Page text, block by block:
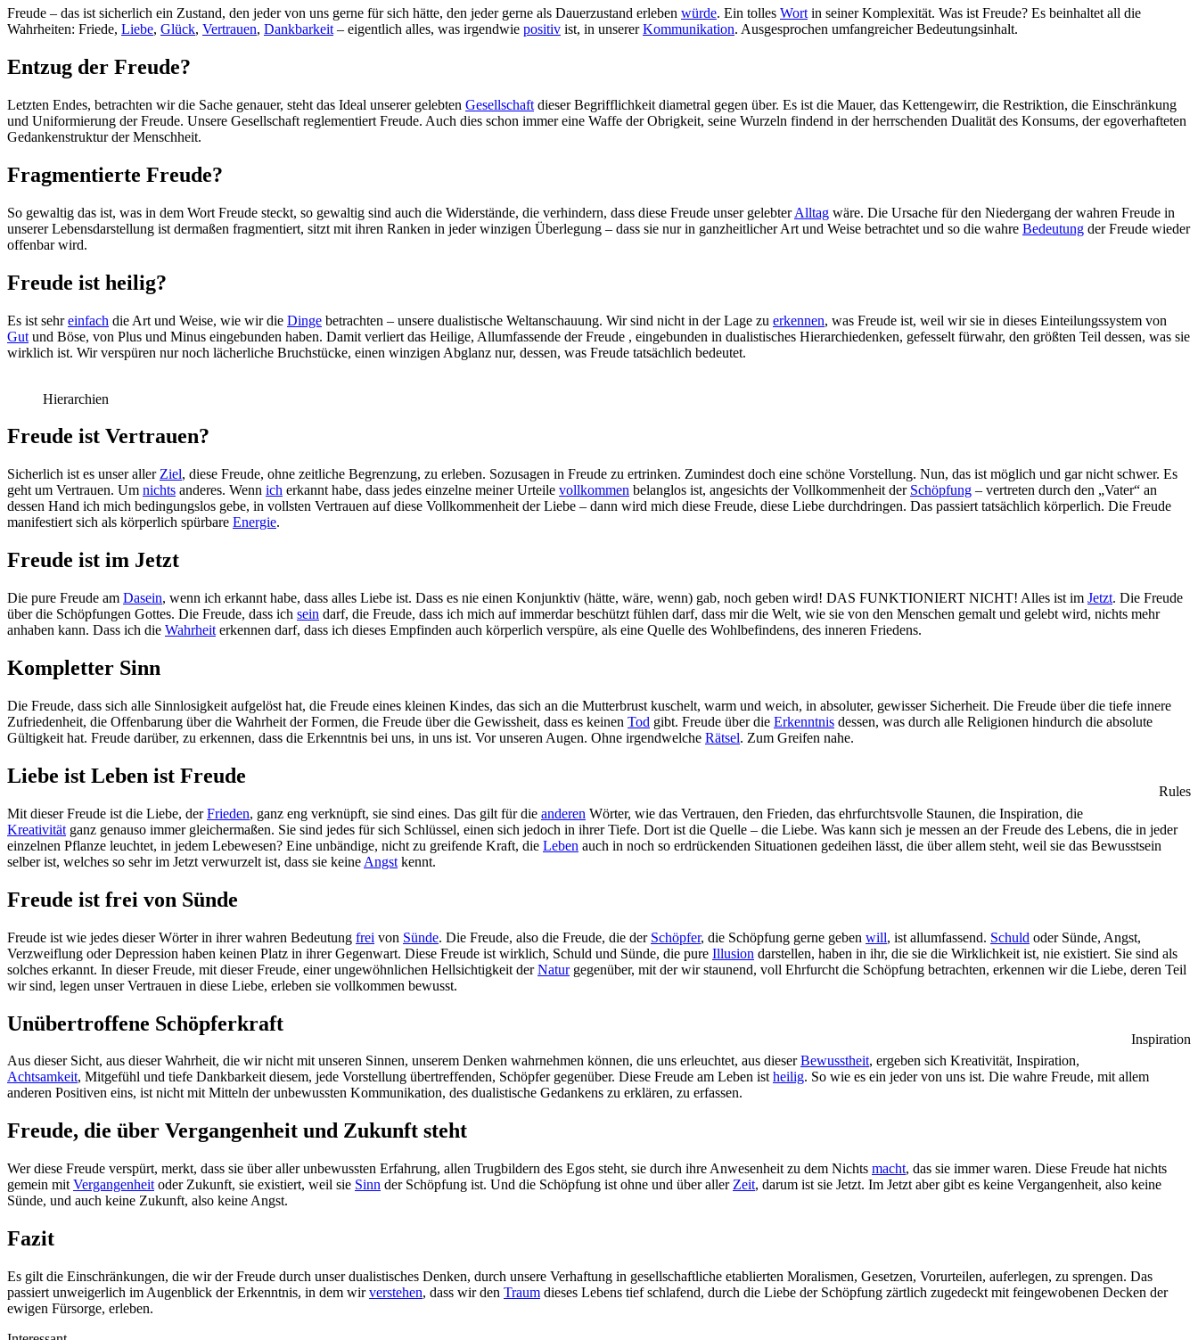
Freude – das ist sicherlich ein Zustand, den jeder von uns gerne für sich hätte, den jeder gerne als Dauerzustand erleben würde. Ein tolles Wort in seiner Komplexität. Was ist Freude? Es beinhaltet all die
Wahrheiten: Friede, Liebe, Glück, Vertrauen, Dankbarkeit – eigentlich alles, was irgendwie positiv ist, in unsererKommunikation. Ausgesprochen umfangreicher Bedeutungsinhalt.
Entzug der Freude?
Letzten Endes, betrachten wir die Sache genauer, steht das Ideal unserer gelebten Gesellschaft dieser Begrifflichkeit diametral gegen über. Es ist die Mauer, das Kettengewirr, die Restriktion, die Einschränkung
und Uniformierung der Freude. Unsere Gesellschaft reglementiert Freude. Auch dies schon immer eine Waffe der Obrigkeit, seine Wurzeln findend in der herrschenden Dualität des Konsums, der egoverhafteten
Gedankenstruktur der Menschheit.
Fragmentierte Freude?
So gewaltig das ist, was in dem Wort Freude steckt, so gewaltig sind auch die Widerstände, die verhindern, dass diese Freude unser gelebterAlltag wäre. Die Ursache für den Niedergang der wahren Freude in
unserer Lebensdarstellung ist dermaßen fragmentiert, sitzt mit ihren Ranken in jeder winzigen Überlegung – dass sie nur in ganzheitlicher Art und Weise betrachtet und so die wahre Bedeutung der Freude wieder
offenbar wird.
Freude ist heilig?
Es ist sehreinfach die Art und Weise, wie wir die Dinge betrachten – unsere dualistische Weltanschauung. Wir sind nicht in der Lage zu erkennen, was Freude ist, weil wir sie in dieses Einteilungssystem von
Gut und Böse, von Plus und Minus eingebunden haben. Damit verliert das Heilige, Allumfassende der Freude , eingebunden in dualistisches Hierarchiedenken, gefesselt fürwahr, den größten Teil dessen, was sie
wirklich ist. Wir verspüren nur noch lächerliche Bruchstücke, einen winzigen Abglanz nur, dessen, was Freude tatsächlich bedeutet.
Hierarchien
Freude ist Vertrauen?
Sicherlich ist es unser aller Ziel, diese Freude, ohne zeitliche Begrenzung, zu erleben. Sozusagen in Freude zu ertrinken. Zumindest doch eine schöne Vorstellung. Nun, das ist möglich und gar nicht schwer. Es
geht um Vertrauen. Um nichts anderes. Wenn ich erkannt habe, dass jedes einzelne meiner Urteile vollkommen belanglos ist, angesichts der Vollkommenheit der Schöpfung – vertreten durch den „Vater“ an
dessen Hand ich mich bedingungslos gebe, in vollsten Vertrauen auf diese Vollkommenheit der Liebe – dann wird mich diese Freude, diese Liebe durchdringen. Das passiert tatsächlich körperlich. Die Freude
manifestiert sich als körperlich spürbare Energie.
Freude ist im Jetzt
Die pure Freude am Dasein, wenn ich erkannt habe, dass alles Liebe ist. Dass es nie einen Konjunktiv (hätte, wäre, wenn) gab, noch geben wird! DAS FUNKTIONIERT NICHT! Alles ist im Jetzt. Die Freude
über die Schöpfungen Gottes. Die Freude, dass ich sein darf, die Freude, dass ich mich auf immerdar beschützt fühlen darf, dass mir die Welt, wie sie von den Menschen gemalt und gelebt wird, nichts mehr
anhaben kann. Dass ich die Wahrheit erkennen darf, dass ich dieses Empfinden auch körperlich verspüre, als eine Quelle des Wohlbefindens, des inneren Friedens.
Kompletter Sinn
Die Freude, dass sich alle Sinnlosigkeit aufgelöst hat, die Freude eines kleinen Kindes, das sich an die Mutterbrust kuschelt, warm und weich, in absoluter, gewisser Sicherheit. Die Freude über die tiefe innere
Zufriedenheit, die Offenbarung über die Wahrheit der Formen, die Freude über die Gewissheit, dass es keinen Tod gibt. Freude über die Erkenntnis dessen, was durch alle Religionen hindurch die absolute
Gültigkeit hat. Freude darüber, zu erkennen, dass die Erkenntnis bei uns, in uns ist. Vor unseren Augen. Ohne irgendwelche Rätsel. Zum Greifen nahe.
Rules
Liebe ist Leben ist Freude
Mit dieser Freude ist die Liebe, derFrieden, ganz eng verknüpft, sie sind eines. Das gilt für die anderen Wörter, wie das Vertrauen, den Frieden, das ehrfurchtsvolle Staunen, die Inspiration, die
Kreativität ganz genauso immer gleichermaßen. Sie sind jedes für sich Schlüssel, einen sich jedoch in ihrer Tiefe. Dort ist die Quelle – die Liebe. Was kann sich je messen an der Freude des Lebens, die in jeder
einzelnen Pflanze leuchtet, in jedem Lebewesen? Eine unbändige, nicht zu greifende Kraft, die Leben auch in noch so erdrückenden Situationen gedeihen lässt, die über allem steht, weil sie das Bewusstsein
selber ist, welches so sehr im Jetzt verwurzelt ist, dass sie keine Angst kennt.
Freude ist frei von Sünde
Freude ist wie jedes dieser Wörter in ihrer wahren Bedeutung frei von Sünde. Die Freude, also die Freude, die der Schöpfer, die Schöpfung gerne geben will, ist allumfassend. Schuld oder Sünde, Angst,
Verzweiflung oder Depression haben keinen Platz in ihrer Gegenwart. Diese Freude ist wirklich, Schuld und Sünde, die pure Illusion darstellen, haben in ihr, die sie die Wirklichkeit ist, nie existiert. Sie sind als
solches erkannt. In dieser Freude, mit dieser Freude, einer ungewöhnlichen Hellsichtigkeit derNaturgegenüber, mit der wir staunend, voll Ehrfurcht die Schöpfung betrachten, erkennen wir die Liebe, deren Teil
wir sind, legen unser Vertrauen in diese Liebe, erleben sie vollkommen bewusst.
Inspiration
Unübertroffene Schöpferkraft
Aus dieser Sicht, aus dieser Wahrheit, die wir nicht mit unseren Sinnen, unserem Denken wahrnehmen können, die uns erleuchtet, aus dieserBewusstheit, ergeben sich Kreativität, Inspiration,
Achtsamkeit, Mitgefühl und tiefe Dankbarkeit diesem, jede Vorstellung übertreffenden, Schöpfer gegenüber. Diese Freude am Leben istheilig. So wie es ein jeder von uns ist. Die wahre Freude, mit allem
anderen Positiven eins, ist nicht mit Mitteln der unbewussten Kommunikation, des dualistische Gedankens zu erklären, zu erfassen.
Freude, die über Vergangenheit und Zukunft steht
Wer diese Freude verspürt, merkt, dass sie über aller unbewussten Erfahrung, allen Trugbildern des Egos steht, sie durch ihre Anwesenheit zu dem Nichts macht, das sie immer waren. Diese Freude hat nichts
gemein mit Vergangenheit oder Zukunft, sie existiert, weil sie Sinn der Schöpfung ist. Und die Schöpfung ist ohne und über aller Zeit, darum ist sie Jetzt. Im Jetzt aber gibt es keine Vergangenheit, also keine
Sünde, und auch keine Zukunft, also keine Angst.
Fazit
Es gilt die Einschränkungen, die wir der Freude durch unser dualistisches Denken, durch unsere Verhaftung in gesellschaftliche etablierten Moralismen, Gesetzen, Vorurteilen, auferlegen, zu sprengen. Das
passiert unweigerlich im Augenblick der Erkenntnis, in dem wirverstehen, dass wir den Traum dieses Lebens tief schlafend, durch die Liebe der Schöpfung zärtlich zugedeckt mit feingewobenen Decken der
ewigen Fürsorge, erleben.